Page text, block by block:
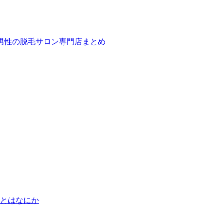
性の脱毛サロン専門店まとめ
はなにか